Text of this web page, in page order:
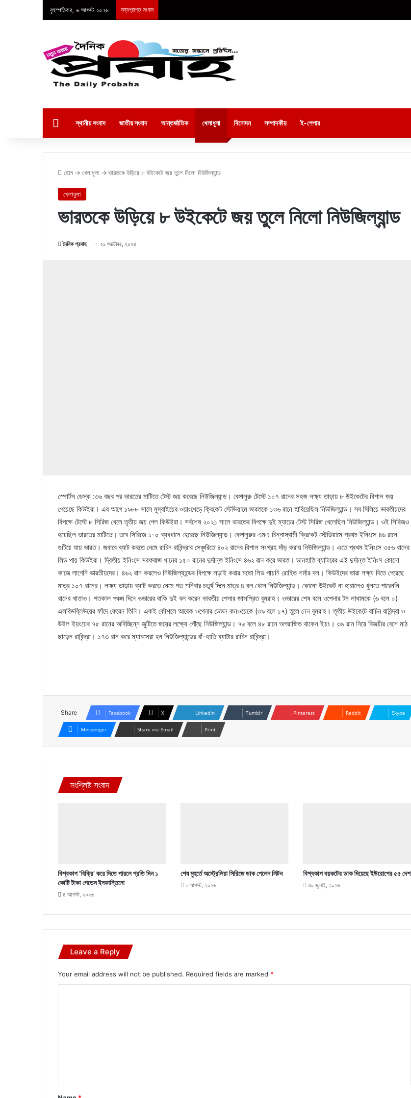
বৃহস্পতিবার, ৬ আগস্ট ২০২৬ সদ্যপ্রাপ্ত সংবাদ
স্থানীয় সংবাদ জাতীয় সংবাদ আন্তর্জাতিক খেলাধুলা বিনোদন সম্পাদকীয় ই-পেপার
হোম → খেলাধুলা → ভারতকে উড়িয়ে ৮ উইকেটে জয় তুলে নিলো নিউজিল্যান্ড
খেলাধুলা
ভারতকে উড়িয়ে ৮ উইকেটে জয় তুলে নিলো নিউজিল্যান্ড
দৈনিক প্রবাহ ২১ অক্টোবর, ২০২৪
স্পোর্টস ডেস্ক :৩৬ বছর পর ভারতের মাটিতে টেস্ট জয় করেছে নিউজিল্যান্ড। বেঙ্গালুরু টেস্টে ১০৭ রানের সহজ লক্ষ্য তাড়ায় ৮ উইকেটের বিশাল জয়
পেয়েছে কিউইরা। এর আগে ১৯৮৮ সালে মুম্বাইয়ের ওয়াংখেড়ে ক্রিকেট স্টেডিয়ামে ভারতকে ১৩৬ রানে হারিয়েছিল নিউজিল্যান্ড। সব মিলিয়ে ভারতীয়দের
বিপক্ষে টেস্টে ৮ সিরিজ খেলে তৃতীয় জয় পেল কিউইরা। সর্বশেষ ২০২১ সালে ভারতের বিপক্ষে দুই ম্যাচের টেস্ট সিরিজ খেলেছিল নিউজিল্যান্ড। ওই সিরিজও
হয়েছিল ভারতের মাটিতে। তবে সিরিজে ১-০ ব্যবধানে হেরেছে নিউজিল্যান্ড। বেঙ্গালুরুর এমএ চিন্নাস্বামী ক্রিকেট স্টেডিয়ামে প্রথম ইনিংসে ৪৬ রানে
গুটিয়ে যায় ভারত। জবাবে ব্যাট করতে নেমে রাচিন রাবিন্দ্রার সেঞ্চুরিতে ৪০২ রানের বিশাল সংগ্রহ দাঁড় করায় নিউজিল্যান্ড। এতে প্রথম ইনিংসে ৩৫৬ রানের
লিড পায় কিউইরা। দ্বিতীয় ইনিংসে সরফরাজ খানের ১৫০ রানের দুর্দান্ত ইনিংসে ৪৬২ রান করে ভারত। ডানহাতি ব্যাটারের এই দুর্দান্ত ইনিংস কোনো
কাজে লাগেনি ভারতীয়দের। ৪৬২ রান করলেও নিউজিল্যান্ডের বিপক্ষে লড়াই করার মতো লিড পায়নি রোহিত শর্মার দল। কিউইদের তারা লক্ষ্য দিতে পেরেছে
মাত্র ১০৭ রানের। লক্ষ্য তাড়ায় ব্যাট করতে নেমে গত শনিবার চতুর্থ দিনে মাত্র ৪ বল খেলে নিউজিল্যান্ড। কোনো উইকেট না হারালেও খুলতে পারেননি
রানের খাতাও। গতকাল পঞ্চম দিনে ওভারের বাকি দুই বল করেন ভারতীয় পেসার জাসপ্রিত বুমরাহ। ওভারের শেষ বলে ওপেনার টম লাথামকে (৬ বলে ০)
এলবিডব্লিউয়ের ফাঁদে ফেরেন তিনি। একই কৌশলে আরেক ওপেনার ডেভন কনওয়েকে (৩৯ বলে ১৭) তুলে নেন বুমরাহ। তৃতীয় উইকেটে রাচিন রাবিন্দ্রা ও
উইল ইয়ংয়ের ৭৫ রানের অবিচ্ছিন্ন জুটিতে জয়ের লক্ষ্যে পৌঁছে নিউজিল্যান্ড। ৭৬ বলে ৪৮ রানে অপরাজিত থাকেন ইয়ং। ৩৯ রান নিয়ে বিজয়ীর বেশে মাঠ
ছাড়েন রাবিন্দ্রা। ১৭৩ রান করে ম্যাচসেরা হন নিউজিল্যান্ডের বাঁ-হাতি ব্যাটার রাচিন রাবিন্দ্রা।
Share Facebook X LinkedIn Tumblr Pinterest Reddit Skype
Messenger Share via Email Print
সংশ্লিষ্ট সংবাদ
বিশ্বকাপ ‘বিক্রি’ করে দিতে পারলে প্রতি দিন ১
কোটি টাকা পেতেন ইনফান্তিনো
৪ আগস্ট, ২০২৬
শেষ মুহুর্তে অস্ট্রেলিয়া সিরিজে ডাক পেলেন লিটন
১ আগস্ট, ২০২৬
বিশ্বকাপ বয়কটের ডাক দিয়েছে ইউরোপের ৫৫ দেশ
৩০ জুলাই, ২০২৬
Leave a Reply
Your email address will not be published. Required fields are marked *
*